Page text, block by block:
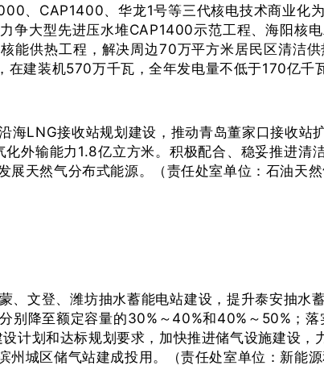
、CAP1400、华龙1号等三代核电技术商业
争大型先进压水堆CAP1400示范工程、海阳核
能供热工程，解决周边70万平方米居民区清洁
建装机570万千瓦，全年发电量不低于170亿千
海LNG接收站规划建设，推动青岛董家口接收
外输能力1.8亿立方米。积极配合、稳妥推进清
展天然气分布式能源。（责任处室单位：石油天
、文登、潍坊抽水蓄能电站建设，提升泰安抽
别降至额定容量的30%～40%和40%～50%；
计划和达标规划要求，加快推进储气设施建设
州城区储气站建成投用。（责任处室单位：新能